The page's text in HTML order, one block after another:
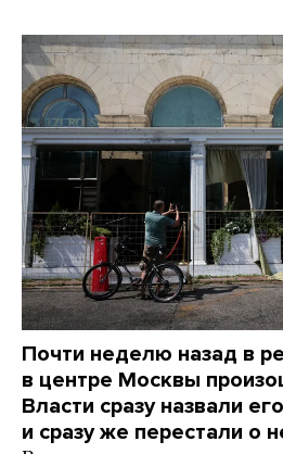
Почти неделю назад в
в центре Москвы
Власти сразу назвали
и сразу же перестали о